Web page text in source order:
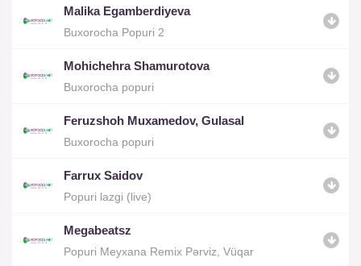
Malika Egamberdiyeva
Buxorocha Popuri 2
Mohichehra Shamurotova
Buxorocha popuri
Feruzshoh Muxamedov, Gulasal
Buxorocha popuri
Farrux Saidov
Popuri lazgi (live)
Megabeatsz
Popuri Meyxana Remix Pərviz, Vüqar